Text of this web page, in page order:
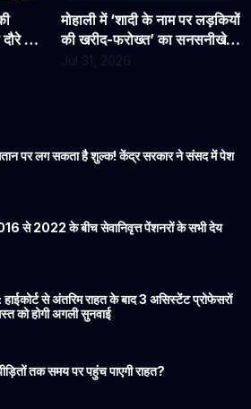
से
मोहाली में ‘शादी के नाम पर लड़कियों
की खरीद-फरोख्त’ का सनसनीखेज
पर लग सकता है शुल्क! केंद्र सरकार ने संसद में पेश
से 2022 के बीच सेवानिवृत्त पेंशनरों के सभी देय
हाईकोर्ट से अंतरिम राहत के बाद 3 असिस्टेंट प्रोफेसरों
को होगी अगली सुनवाई
तक समय पर पहुंच पाएगी राहत?